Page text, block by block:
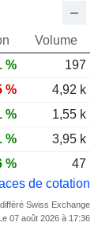
Volume
%
197
%
4,92 k
%
1,55 k
%
3,95 k
%
47
de cotation
Swiss Exchange
07 août 2026 à 17:36